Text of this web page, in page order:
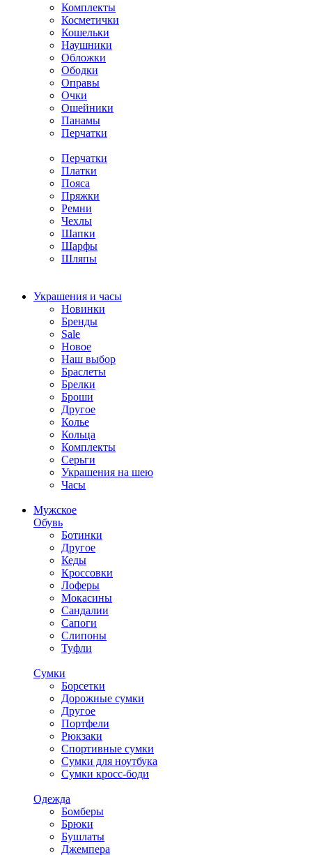
Комплекты
Косметички
Кошельки
Наушники
Обложки
Ободки
Оправы
Очки
Ошейники
Панамы
Перчатки
Перчатки
Платки
Пояса
Пряжки
Ремни
Чехлы
Шапки
Шарфы
Шляпы
Украшения и часы
Новинки
Бренды
Sale
Новое
Наш выбор
Браслеты
Брелки
Броши
Другое
Колье
Кольца
Комплекты
Серьги
Украшения на шею
Часы
Мужское
Обувь
Ботинки
Другое
Кеды
Кроссовки
Лоферы
Мокасины
Сандалии
Сапоги
Слипоны
Туфли
Сумки
Борсетки
Дорожные сумки
Другое
Портфели
Рюкзаки
Спортивные сумки
Сумки для ноутбука
Сумки кросс-боди
Одежда
Бомберы
Брюки
Бушлаты
Джемпера